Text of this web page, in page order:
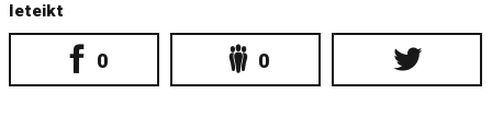
Ieteikt
0 0